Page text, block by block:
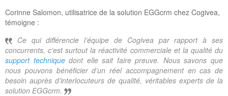
Corinne Salomon, utilisatrice de la solution EGGcrm chez Cogivea,
témoigne :
Ce qui différencie l’équipe de Cogivea par rapport à ses
concurrents, c’est surtout la réactivité commerciale et la qualité du
support techniquedont elle sait faire preuve. Nous savons que
nous pouvons bénéficier d’un réel accompagnement en cas de
besoin auprès d’interlocuteurs de qualité, véritables experts de la
solution EGGcrm.